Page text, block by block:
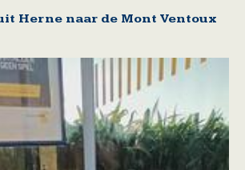
Herne naar de Mont Ventoux